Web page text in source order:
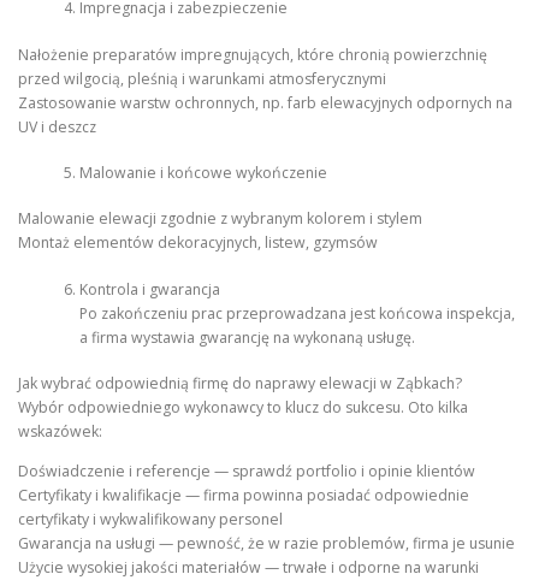
Impregnacja i zabezpieczenie
Nałożenie preparatów impregnujących, które chronią powierzchnię
przed wilgocią, pleśnią i warunkami atmosferycznymi
Zastosowanie warstw ochronnych, np. farb elewacyjnych odpornych na
UV i deszcz
Malowanie i końcowe wykończenie
Malowanie elewacji zgodnie z wybranym kolorem i stylem
Montaż elementów dekoracyjnych, listew, gzymsów
Kontrola i gwarancja
Po zakończeniu prac przeprowadzana jest końcowa inspekcja,
a firma wystawia gwarancję na wykonaną usługę.
Jak wybrać odpowiednią firmę do naprawy elewacji w Ząbkach?
Wybór odpowiedniego wykonawcy to klucz do sukcesu. Oto kilka
wskazówek:
Doświadczenie i referencje — sprawdź portfolio i opinie klientów
Certyfikaty i kwalifikacje — firma powinna posiadać odpowiednie
certyfikaty i wykwalifikowany personel
Gwarancja na usługi — pewność, że w razie problemów, firma je usunie
Użycie wysokiej jakości materiałów — trwałe i odporne na warunki